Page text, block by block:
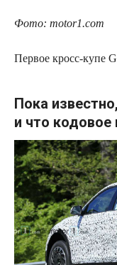
Фото: motor1.com
Первое кросс-купе
Пока
и что кодовое